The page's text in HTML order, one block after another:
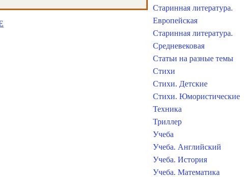
Старинная литература.
Европейская
Старинная литература.
Средневековая
Статьи на разные темы
Стихи
Стихи. Детские
Стихи. Юмористические
Техника
Триллер
Учеба
Учеба. Английский
Учеба. История
Учеба. Математика